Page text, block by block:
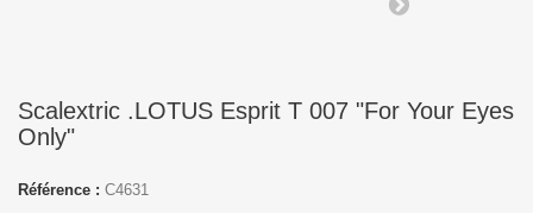
Scalextric .LOTUS Esprit T 007 "For Your Eyes
Only"
Référence : C4631